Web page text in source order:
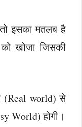
इसका मतलब है
खोजा जिसकी
(Real world) से
World) होगी।